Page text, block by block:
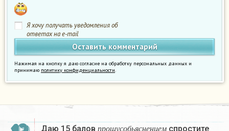
Я хочу получать уведомления об
ответах на e-mail
Нажимая на кнопку я даю согласие на обработку персональных данных и
принимаю политику конфиденциальности.
Даю 15 балов
прош ус о б ьяснением
cпростите